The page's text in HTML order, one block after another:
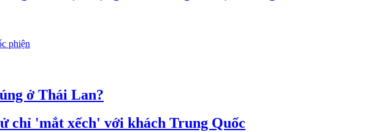
phiện
ở Thái Lan?
chỉ 'mắt xếch' với khách Trung Quốc